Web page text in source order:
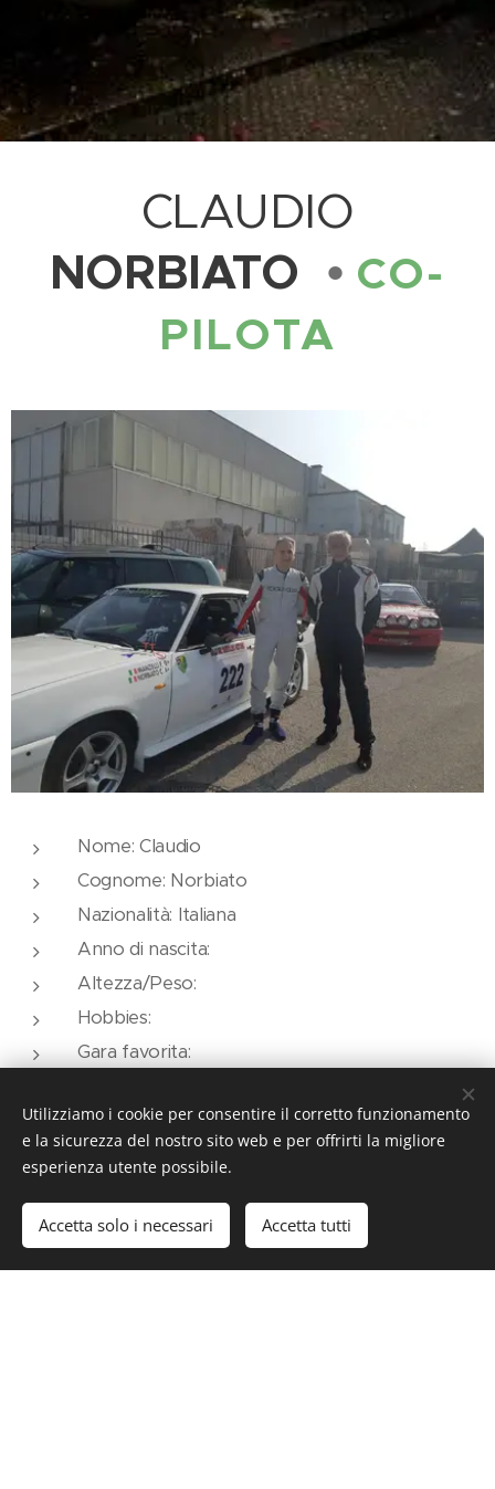
CLAUDIO
NORBIATO • CO-
PILOTA
Nome: Claudio
Cognome: Norbiato
Nazionalità: Italiana
Anno di nascita:
Altezza/Peso:
Hobbies:
Gara favorita:
Miglior piazzamento:
PAGINA FACEBOOK
Utilizziamo i cookie per consentire il corretto funzionamento
e la sicurezza del nostro sito web e per offrirti la migliore
esperienza utente possibile.
Accetta solo i necessari Accetta tutti